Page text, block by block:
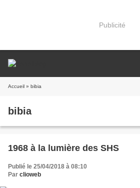
Publicité
Accueil » bibia
bibia
1968 à la lumière des SHS
Publié le 25/04/2018 à 08:10
Par clioweb